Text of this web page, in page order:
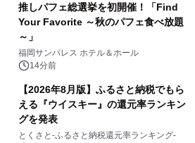
推しパフェ総選挙を初開催！「Find
Your Favorite ～秋のパフェ食べ放題
～」
福岡サンパレス ホテル＆ホール
14分前
【2026年8月版】ふるさと納税でもら
える『ウイスキー』の還元率ランキン
グを発表
とくさと-ふるさと納税還元率ランキング-